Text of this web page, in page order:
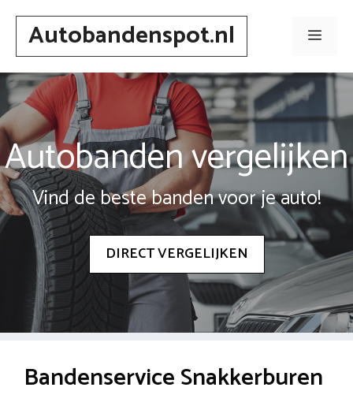
Spring
inhoudAutobandenspot.nl Menu
Autobanden vergelijken
Vind de beste banden voor je auto!
DIRECT VERGELIJKEN
Bandenservice Snakkerburen